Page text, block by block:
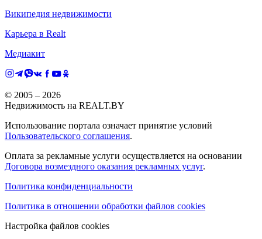
Википедия недвижимости
Карьера в Realt
Медиакит
© 2005 – 2026
Недвижимость на REALT.BY
Использование портала означает принятие условий
Пользовательского соглашения.
Оплата за рекламные услуги осуществляется на основании
Договора возмездного оказания рекламных услуг.
Политика конфиденциальности
Политика в отношении обработки файлов cookies
Настройка файлов cookies